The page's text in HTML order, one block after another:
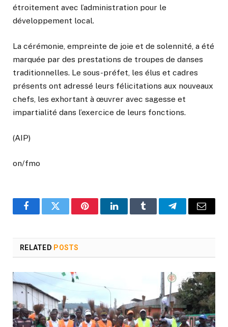
étroitement avec l’administration pour le
développement local.
La cérémonie, empreinte de joie et de solennité, a été
marquée par des prestations de troupes de danses
traditionnelles. Le sous-préfet, les élus et cadres
présents ont adressé leurs félicitations aux nouveaux
chefs, les exhortant à œuvrer avec sagesse et
impartialité dans l’exercice de leurs fonctions.
(AIP)
on/fmo
FacebookTwitter PinterestLinkedInTumblr TelegramEmail
RELATED POSTS